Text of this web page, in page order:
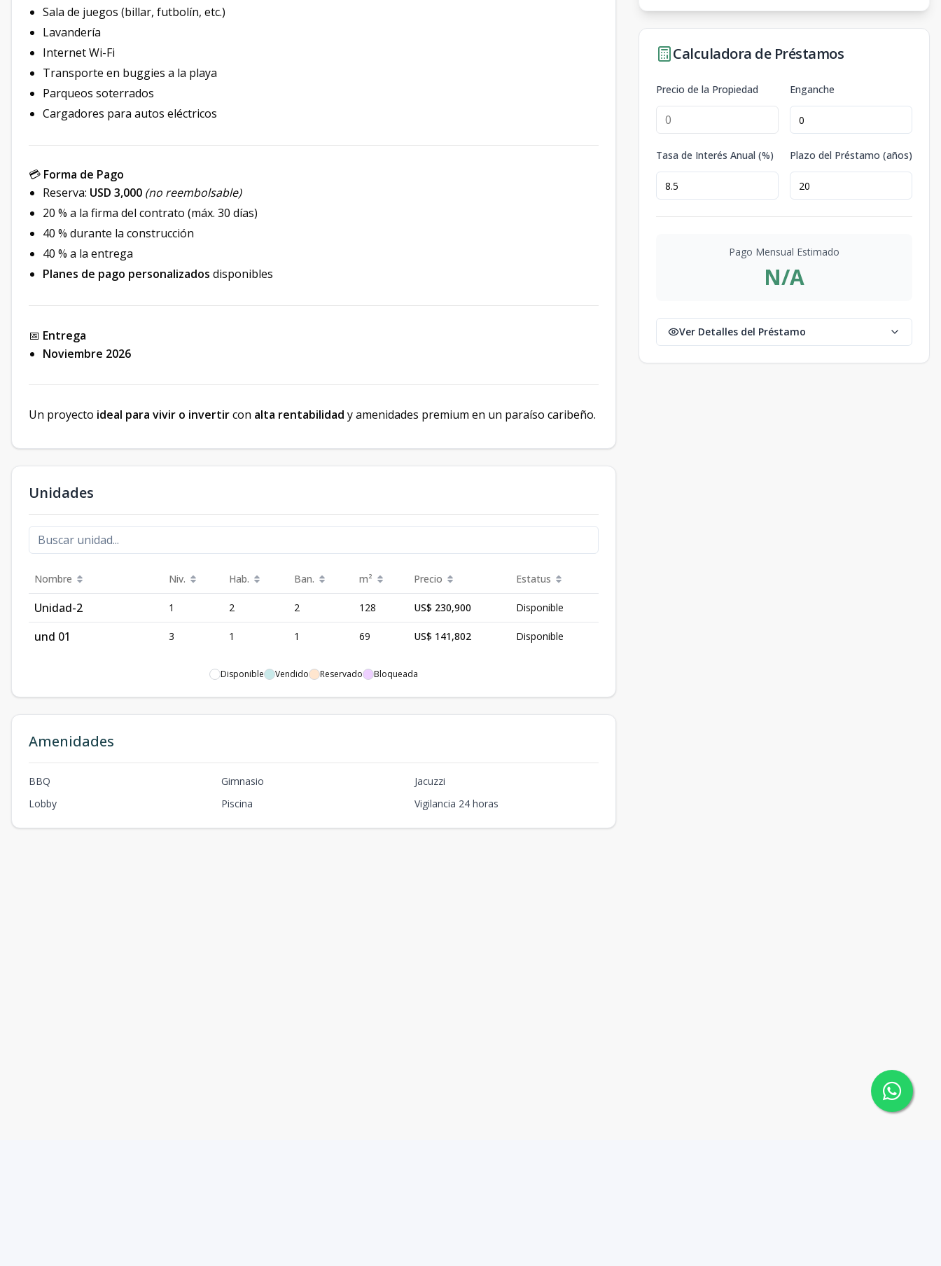
Sala de juegos (billar, futbolín, etc.)
Lavandería
Internet Wi-Fi
Transporte en buggies a la playa
Parqueos soterrados
Cargadores para autos eléctricos
💳 Forma de Pago
Reserva: USD 3,000 (no reembolsable)
20 % a la firma del contrato (máx. 30 días)
40 % durante la construcción
40 % a la entrega
Planes de pago personalizados disponibles
📅 Entrega
Noviembre 2026
Un proyecto ideal para vivir o invertircon alta rentabilidad y amenidades premium en un paraíso caribeño.
Unidades
Nombre Niv. Hab. Ban. m² Precio Estatus
Unidad-2 1 2 2 128 US$ 230,900 Disponible
und 01 3 1 1 69 US$ 141,802 Disponible
Disponible Vendido Reservado Bloqueada
Amenidades
BBQ Gimnasio
Jacuzzi
Lobby
Piscina Vigilancia 24 horas
Calculadora de Préstamos
Precio de la Propiedad Enganche
Tasa de Interés Anual (%) Plazo del Préstamo (años)
Pago Mensual Estimado
N/A
Ver Detalles del Préstamo